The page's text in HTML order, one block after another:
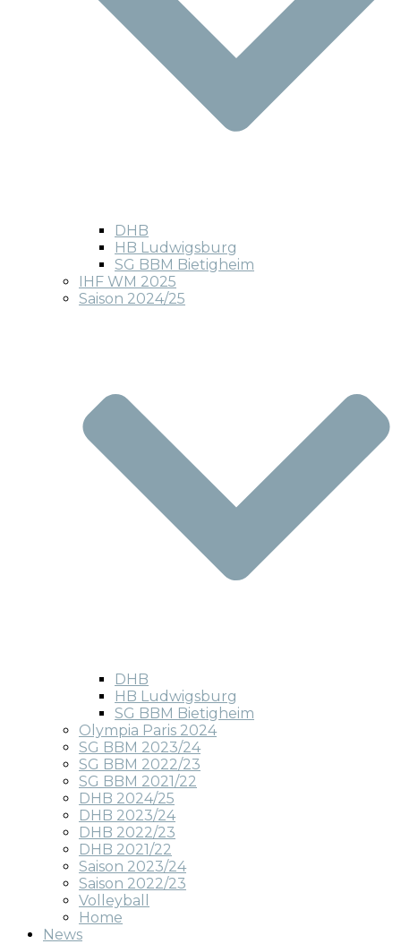
DHB
HB Ludwigsburg
SG BBM Bietigheim
IHF WM 2025
Saison 2024/25
DHB
HB Ludwigsburg
SG BBM Bietigheim
Olympia Paris 2024
SG BBM 2023/24
SG BBM 2022/23
SG BBM 2021/22
DHB 2024/25
DHB 2023/24
DHB 2022/23
DHB 2021/22
Saison 2023/24
Saison 2022/23
Volleyball
Home
News